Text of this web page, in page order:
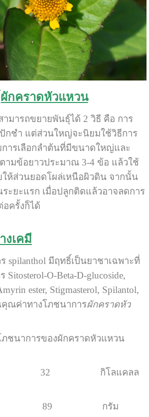
กคราดหัวแหวน
ามารถขยายพันธุ์ได้ 2 วิธี คือ การ
ปักชำ แต่ส่วนใหญ่จะนิยมใช้วิธีการ
ารเลือกลำต้นที่มีขนาดใหญ่และ
ามข้อยาวประมาณ 3-4 ข้อ แล้วใช้
ห้ส่วนยอดโผล่เหนือผิวดิน จากนั้น
ะยะแรก เมื่อปลูกติดแล้วอาจลดการ
อครั้งก็ได้
งเคมี
spilanthol มีฤทธิ์เป็นยาชาเฉพาะที่
O-Beta-D-glucoside,
ester, Stigmasterol, Spilantol,
คุณค่าทางโภชนาการผักคราดหัว
าการของผักคราดหัวแหวน
32 กิโลแคลล
กรัม